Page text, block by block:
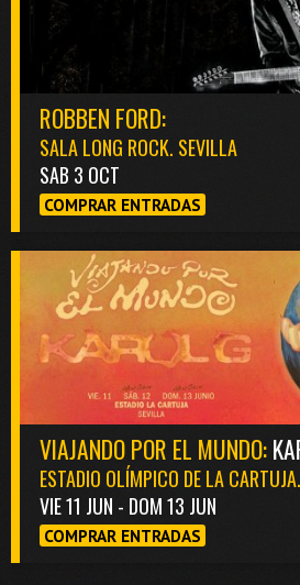
ROBBEN FORD:
SALA LONG ROCK. SEVILLA
SAB 3 OCT
COMPRAR ENTRADAS
VIAJANDO POR EL MUNDO:
ESTADIO OLÍMPICO DE LA
VIE 11 JUN - DOM 13 JUN
COMPRAR ENTRADAS